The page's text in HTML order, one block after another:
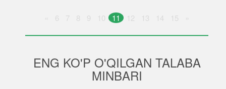
6 7 8 9 10 11 12 13 14 15
ENG KO'P O'QILGAN TALABA
MINBARI